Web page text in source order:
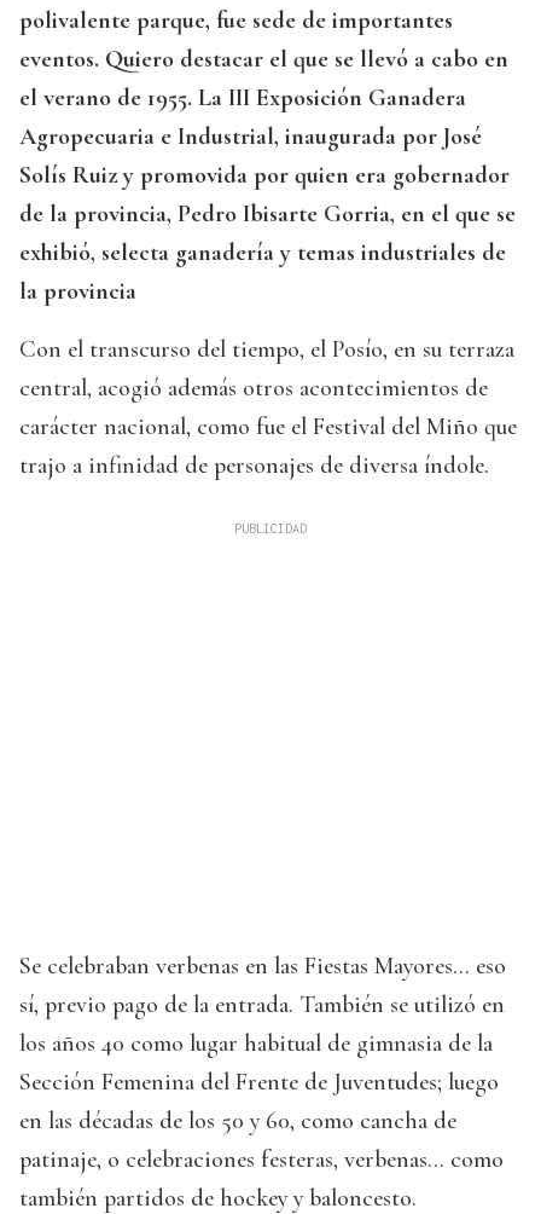
polivalente parque, fue sede de importantes
eventos. Quiero destacar el que se llevó a cabo en
el verano de 1955. La III Exposición Ganadera
Agropecuaria e Industrial, inaugurada por José
Solís Ruiz y promovida por quien era gobernador
de la provincia, Pedro Ibisarte Gorria, en el que se
exhibió, selecta ganadería y temas industriales de
la provincia
Con el transcurso del tiempo, el Posío, en su terraza
central, acogió además otros acontecimientos de
carácter nacional, como fue el Festival del Miño que
trajo a infinidad de personajes de diversa índole.
Se celebraban verbenas en las Fiestas Mayores… eso
sí, previo pago de la entrada. También se utilizó en
los años 40 como lugar habitual de gimnasia de la
Sección Femenina del Frente de Juventudes; luego
en las décadas de los 50 y 60, como cancha de
patinaje, o celebraciones festeras, verbenas... como
también partidos de hockey y baloncesto.